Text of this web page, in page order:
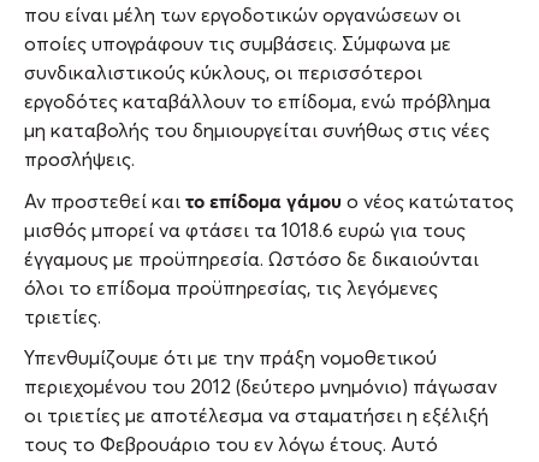
που είναι μέλη των εργοδοτικών οργανώσεων οι
οποίες υπογράφουν τις συμβάσεις. Σύμφωνα με
συνδικαλιστικούς κύκλους, οι περισσότεροι
εργοδότες καταβάλλουν το επίδομα, ενώ πρόβλημα
μη καταβολής του δημιουργείται συνήθως στις νέες
προσλήψεις.
Αν προστεθεί και το επίδομα γάμου ο νέος κατώτατος
μισθός μπορεί να φτάσει τα 1018.6 ευρώ για τους
έγγαμους με προϋπηρεσία. Ωστόσο δε δικαιούνται
όλοι το επίδομα προϋπηρεσίας, τις λεγόμενες
τριετίες.
Υπενθυμίζουμε ότι με την πράξη νομοθετικού
περιεχομένου του 2012 (δεύτερο μνημόνιο) πάγωσαν
οι τριετίες με αποτέλεσμα να σταματήσει η εξέλιξή
τους το Φεβρουάριο του εν λόγω έτους. Αυτό